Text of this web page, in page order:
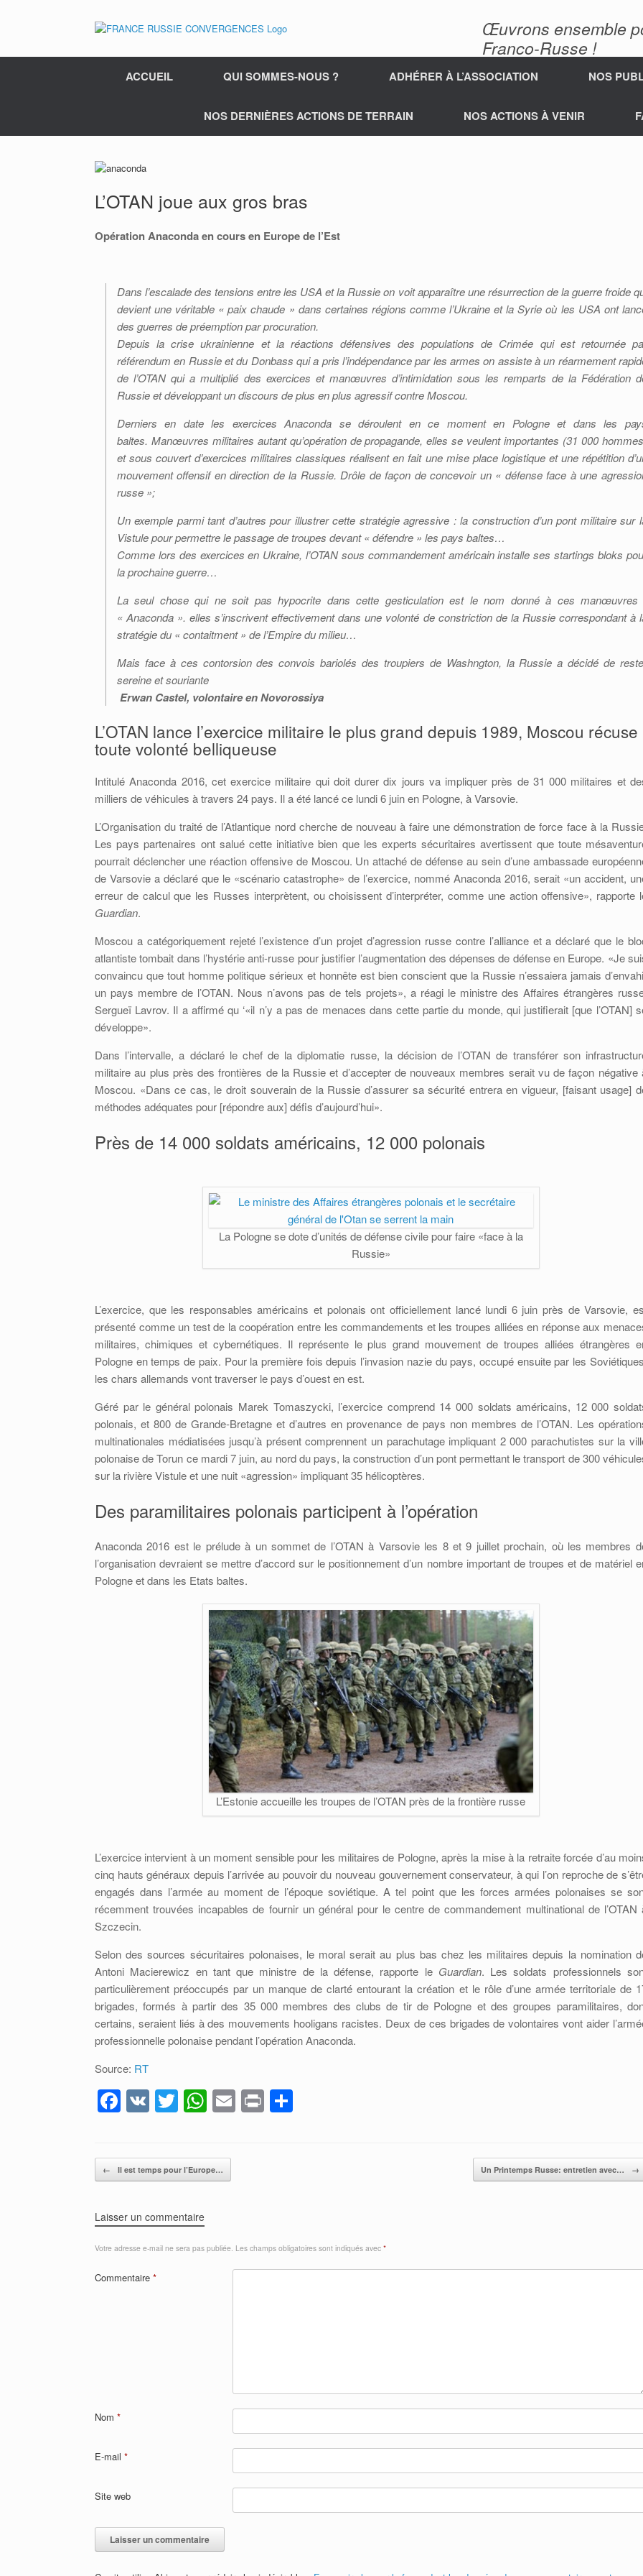
Œuvrons ensemble
Franco-Russe !
ACCUEIL QUI SOMMES-NOUS ? ADHÉRER À L’ASSOCIATION NOS
NOS DERNIÈRES ACTIONS DE TERRAIN NOS ACTIONS À VENIR
L’OTAN joue aux gros bras
Opération Anaconda en cours en Europe de l’Est
Dans l’escalade des tensions entre les USA et la Russie on voit apparaître une résurrection de la guerre froide
devient une véritable « paix chaude » dans certaines régions comme l’Ukraine et la Syrie où les USA ont
des guerres de préemption par procuration.
Depuis la crise ukrainienne et la réactions défensives des populations de Crimée qui est retournée
référendum en Russie et du Donbass qui a pris l’indépendance par les armes on assiste à un réarmement
de l’OTAN qui a multiplié des exercices et manœuvres d’intimidation sous les remparts de la Fédération
Russie et développant un discours de plus en plus agressif contre Moscou.
Derniers en date les exercices Anaconda se déroulent en ce moment en Pologne et dans les
baltes. Manœuvres militaires autant qu’opération de propagande, elles se veulent importantes (31 000
et sous couvert d’exercices militaires classiques réalisent en fait une mise place logistique et une répétition
mouvement offensif en direction de la Russie. Drôle de façon de concevoir un « défense face à une
russe »;
Un exemple parmi tant d’autres pour illustrer cette stratégie agressive : la construction d’un pont militaire sur
Vistule pour permettre le passage de troupes devant « défendre » les pays baltes…
Comme lors des exercices en Ukraine, l’OTAN sous commandement américain installe ses startings bloks
la prochaine guerre…
La seul chose qui ne soit pas hypocrite dans cette gesticulation est le nom donné à ces
« Anaconda ». elles s’inscrivent effectivement dans une volonté de constriction de la Russie correspondant à
stratégie du « contaitment » de l’Empire du milieu…
Mais face à ces contorsion des convois bariolés des troupiers de Washngton, la Russie a décidé de
sereine et souriante
Erwan Castel, volontaire en Novorossiya
L’OTAN lance l’exercice militaire le plus grand depuis 1989, Moscou récuse
toute volonté belliqueuse
Intitulé Anaconda 2016, cet exercice militaire qui doit durer dix jours va impliquer près de 31 000 militaires et
milliers de véhicules à travers 24 pays. Il a été lancé ce lundi 6 juin en Pologne, à Varsovie.
L’Organisation du traité de l’Atlantique nord cherche de nouveau à faire une démonstration de force face à la
Les pays partenaires ont salué cette initiative bien que les experts sécuritaires avertissent que toute
pourrait déclencher une réaction offensive de Moscou. Un attaché de défense au sein d’une ambassade
de Varsovie a déclaré que le «scénario catastrophe» de l’exercice, nommé Anaconda 2016, serait «un accident,
erreur de calcul que les Russes interprètent, ou choisissent d’interpréter, comme une action offensive», rapporte
Guardian.
Moscou a catégoriquement rejeté l’existence d’un projet d’agression russe contre l’alliance et a déclaré que le
atlantiste tombait dans l’hystérie anti-russe pour justifier l’augmentation des dépenses de défense en Europe. «Je
convaincu que tout homme politique sérieux et honnête est bien conscient que la Russie n’essaiera jamais
un pays membre de l’OTAN. Nous n’avons pas de tels projets», a réagi le ministre des Affaires étrangères
Sergueï Lavrov. Il a affirmé qu ‘«il n’y a pas de menaces dans cette partie du monde, qui justifierait [que l’OTAN]
développe».
Dans l’intervalle, a déclaré le chef de la diplomatie russe, la décision de l’OTAN de transférer son
militaire au plus près des frontières de la Russie et d’accepter de nouveaux membres serait vu de façon négative
Moscou. «Dans ce cas, le droit souverain de la Russie d’assurer sa sécurité entrera en vigueur, [faisant usage]
méthodes adéquates pour [répondre aux] défis d’aujourd’hui».
Près de 14 000 soldats américains, 12 000 polonais
La Pologne se dote d’unités de défense civile pour faire «face à la
Russie»
L’exercice, que les responsables américains et polonais ont officiellement lancé lundi 6 juin près de Varsovie,
présenté comme un test de la coopération entre les commandements et les troupes alliées en réponse aux
militaires, chimiques et cybernétiques. Il représente le plus grand mouvement de troupes alliées étrangères
Pologne en temps de paix. Pour la première fois depuis l’invasion nazie du pays, occupé ensuite par les
les chars allemands vont traverser le pays d’ouest en est.
Géré par le général polonais Marek Tomaszycki, l’exercice comprend 14 000 soldats américains, 12 000
polonais, et 800 de Grande-Bretagne et d’autres en provenance de pays non membres de l’OTAN. Les
multinationales médiatisées jusqu’à présent comprennent un parachutage impliquant 2 000 parachutistes sur la
polonaise de Torun ce mardi 7 juin, au nord du pays, la construction d’un pont permettant le transport de 300
sur la rivière Vistule et une nuit «agression» impliquant 35 hélicoptères.
Des paramilitaires polonais participent à l’opération
Anaconda 2016 est le prélude à un sommet de l’OTAN à Varsovie les 8 et 9 juillet prochain, où les membres
l’organisation devraient se mettre d’accord sur le positionnement d’un nombre important de troupes et de matériel
Pologne et dans les Etats baltes.
L’Estonie accueille les troupes de l’OTAN près de la frontière russe
L’exercice intervient à un moment sensible pour les militaires de Pologne, après la mise à la retraite forcée d’au
cinq hauts généraux depuis l’arrivée au pouvoir du nouveau gouvernement conservateur, à qui l’on reproche de
engagés dans l’armée au moment de l’époque soviétique. A tel point que les forces armées polonaises se
récemment trouvées incapables de fournir un général pour le centre de commandement multinational de l’OTAN
Szczecin.
Selon des sources sécuritaires polonaises, le moral serait au plus bas chez les militaires depuis la nomination
Antoni Macierewicz en tant que ministre de la défense, rapporte le Guardian. Les soldats professionnels
particulièrement préoccupés par un manque de clarté entourant la création et le rôle d’une armée territoriale de
brigades, formés à partir des 35 000 membres des clubs de tir de Pologne et des groupes paramilitaires,
certains, seraient liés à des mouvements hooligans racistes. Deux de ces brigades de volontaires vont aider
professionnelle polonaise pendant l’opération Anaconda.
Source: RT
F
a
e
b
o
o
k
V
K
T
wi
er
W
h
s
A
p
E
m
Pr
in
Post navigation
← Il est temps pour l’Europe… Un Printemps Russe: entretien avec… →
Laisser un commentaire
Votre adresse e-mail ne sera pas publiée. Les champs obligatoires sont indiqués avec *
Commentaire *
Nom *
E-mail *
Site web